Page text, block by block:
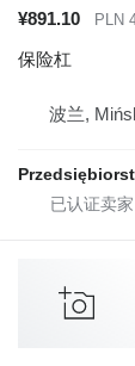
¥891.10 PLN
保险杠
波兰,